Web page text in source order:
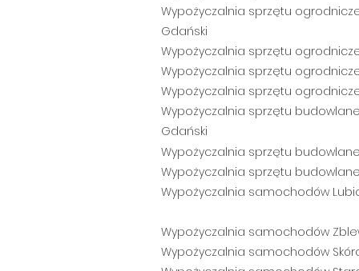
Wypożyczalnia sprzętu
Gdański
Wypożyczalnia sprzętu ogro
Wypożyczalnia sprzętu ogrodnicz
Wypożyczalnia sprzętu ogrodnic
Wypożyczalnia sprzętu
Gdański
Wypożyczalnia sprzętu
Wypożyczalnia sprzętu
Wypożyczalnia samochodów
Wypożyczalnia samochodów
Wypożyczalnia samochodów